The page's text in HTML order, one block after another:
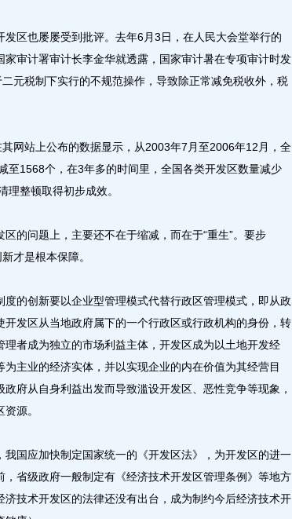
区也屡屡受到批评。去年6月3日，在人民大会堂举行的
家审计署审计长李金华就透露，国家审计暑在专项审计时发
元税制下实行的不规范操作，导致除正常减免税收外，税
站上公布的数据显示，从2003年7月至2006年12月，全
至1568个，在3年多的时间里，全国各类开发区数量减少
理整顿取得初步成效。
问题上，主要还不在于缩减，而在于“重生”。要步
才是根本保障。
的创新要以企业型管理模式代替行政区管理模式，即从政
开发区从当地政府属下的一个行政区或行政机构的身份，转
理者成为独立的市场利益主体，开发区成为以土地开发经
主业的经济实体，并以实现企业的内在价值为其经营目
府从自身利益出发而导致滥设开发区、恶性竞争等现象，
源。
国应加快制定国家统一的《开发区法》，为开发区的进一
，省级政府一般制定有《经济技术开发区管理条例》等地方
济技术开发区的法律还没有出台，成为制约今后经济技术开